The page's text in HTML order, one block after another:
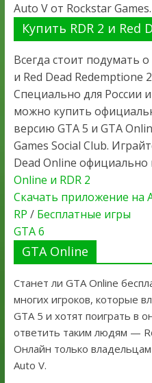
Auto V от Rockstar Games.
Купить RDR 2 и Red
Всегда стоит подумать
и Red Dead Redemptione
Специально для России
можно купить
версию GTA 5 и GTA
Games Social Club.
Dead Online официально
Online и RDR 2
Скачать приложение на
RP / Бесплатные игры
GTA 6
GTA Online
Станет ли GTA Online
многих игроков, которые
GTA 5 и хотят поиграть в
ответить таким людям —
Онлайн только
Auto V.